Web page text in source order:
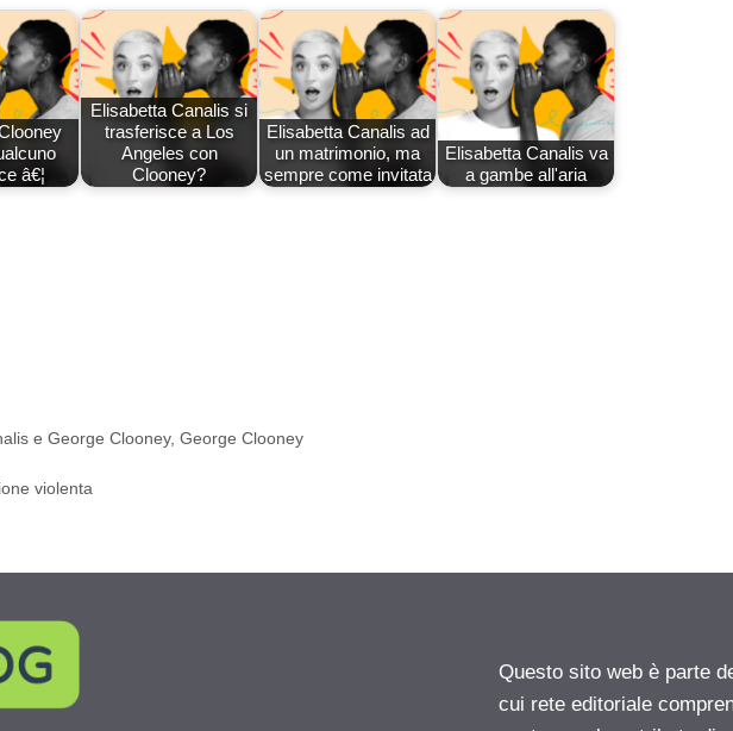
â€¦
Elisabetta Canalis si
trasferisce a Los
Angeles con
Clooney?
Elisabetta Canalis ad
un matrimonio, ma
sempre come invitata
Elisabetta Canalis va
a gambe all'aria
e George Clooney,George Clooney
violenta
Questo sito web è parte
cui rete editoriale